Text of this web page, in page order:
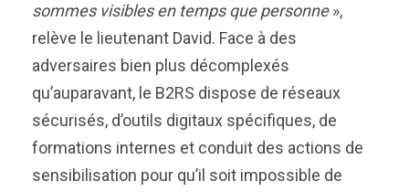
sommes visibles en temps que personne»,
relève le lieutenant David. Face à des
adversaires bien plus décomplexés
qu’auparavant, le B2RS dispose de réseaux
sécurisés, d’outils digitaux spécifiques, de
formations internes et conduit des actions de
sensibilisation pour qu’il soit impossible de